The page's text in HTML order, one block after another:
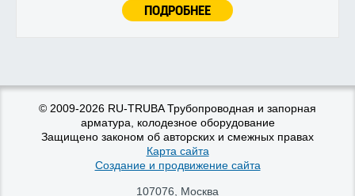
ПОДРОБНЕЕ
© 2009-2026 RU-TRUBA Трубопроводная и запорная
арматура, колодезное оборудование
Защищено законом об авторских и смежных правах
Карта сайта
Создание и продвижение сайта
107076 Москва